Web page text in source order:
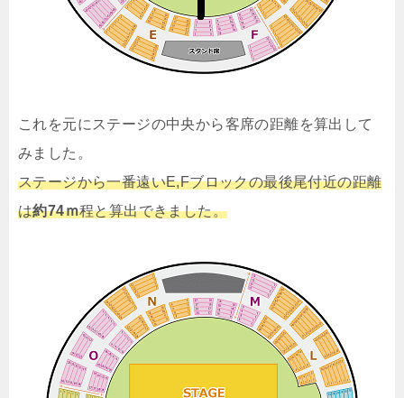
これを元にステージの中央から客席の距離を算出して
みました。
ステージから一番遠いE,Fブロックの最後尾付近の距離
は約74ｍ程と算出できました。